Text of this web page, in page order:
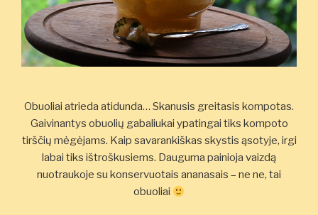
Obuoliai atrieda atidunda… Skanusis greitasis kompotas.
Gaivinantys obuolių gabaliukai ypatingai tiks kompoto
tirščių mėgėjams. Kaip savarankiškas skystis ąsotyje, irgi
labai tiks ištroškusiems. Dauguma painioja vaizdą
nuotraukoje su konservuotais ananasais – ne ne, tai
obuoliai